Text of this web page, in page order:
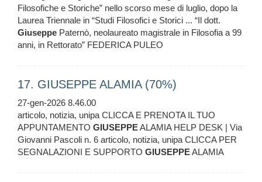
Filosofiche e Storiche” nello scorso mese di luglio, dopo la
Laurea Triennale in “Studi Filosofici e Storici ... “Il dott.
Giuseppe Paternò, neolaureato magistrale in Filosofia a 99
anni, in Rettorato” FEDERICA PULEO
17. GIUSEPPE ALAMIA (70%)
27-gen-2026 8.46.00
articolo, notizia, unipa CLICCA E PRENOTA IL TUO
APPUNTAMENTO GIUSEPPEALAMIA HELP DESK | Via
Giovanni Pascoli n. 6 articolo, notizia, unipa CLICCA PER
SEGNALAZIONI E SUPPORTO GIUSEPPEALAMIA